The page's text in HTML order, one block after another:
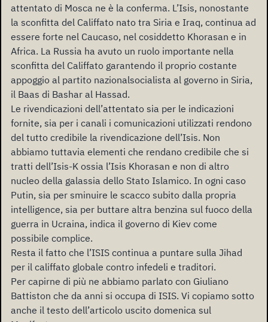
attentato di Mosca ne è la conferma. L’Isis, nonostante
la sconfitta del Califfato nato tra Siria e Iraq, continua ad
essere forte nel Caucaso, nel cosiddetto Khorasan e in
Africa. La Russia ha avuto un ruolo importante nella
sconfitta del Califfato garantendo il proprio costante
appoggio al partito nazionalsocialista al governo in Siria,
il Baas di Bashar al Hassad.
Le rivendicazioni dell’attentato sia per le indicazioni
fornite, sia per i canali i comunicazioni utilizzati rendono
del tutto credibile la rivendicazione dell’Isis. Non
abbiamo tuttavia elementi che rendano credibile che si
tratti dell’Isis-K ossia l’Isis Khorasan e non di altro
nucleo della galassia dello Stato Islamico. In ogni caso
Putin, sia per sminuire le scacco subito dalla propria
intelligence, sia per buttare altra benzina sul fuoco della
guerra in Ucraina, indica il governo di Kiev come
possibile complice.
Resta il fatto che l’ISIS continua a puntare sulla Jihad
per il califfato globale contro infedeli e traditori.
Per capirne di più ne abbiamo parlato con Giuliano
Battiston che da anni si occupa di ISIS. Vi copiamo sotto
anche il testo dell’articolo uscito domenica sul